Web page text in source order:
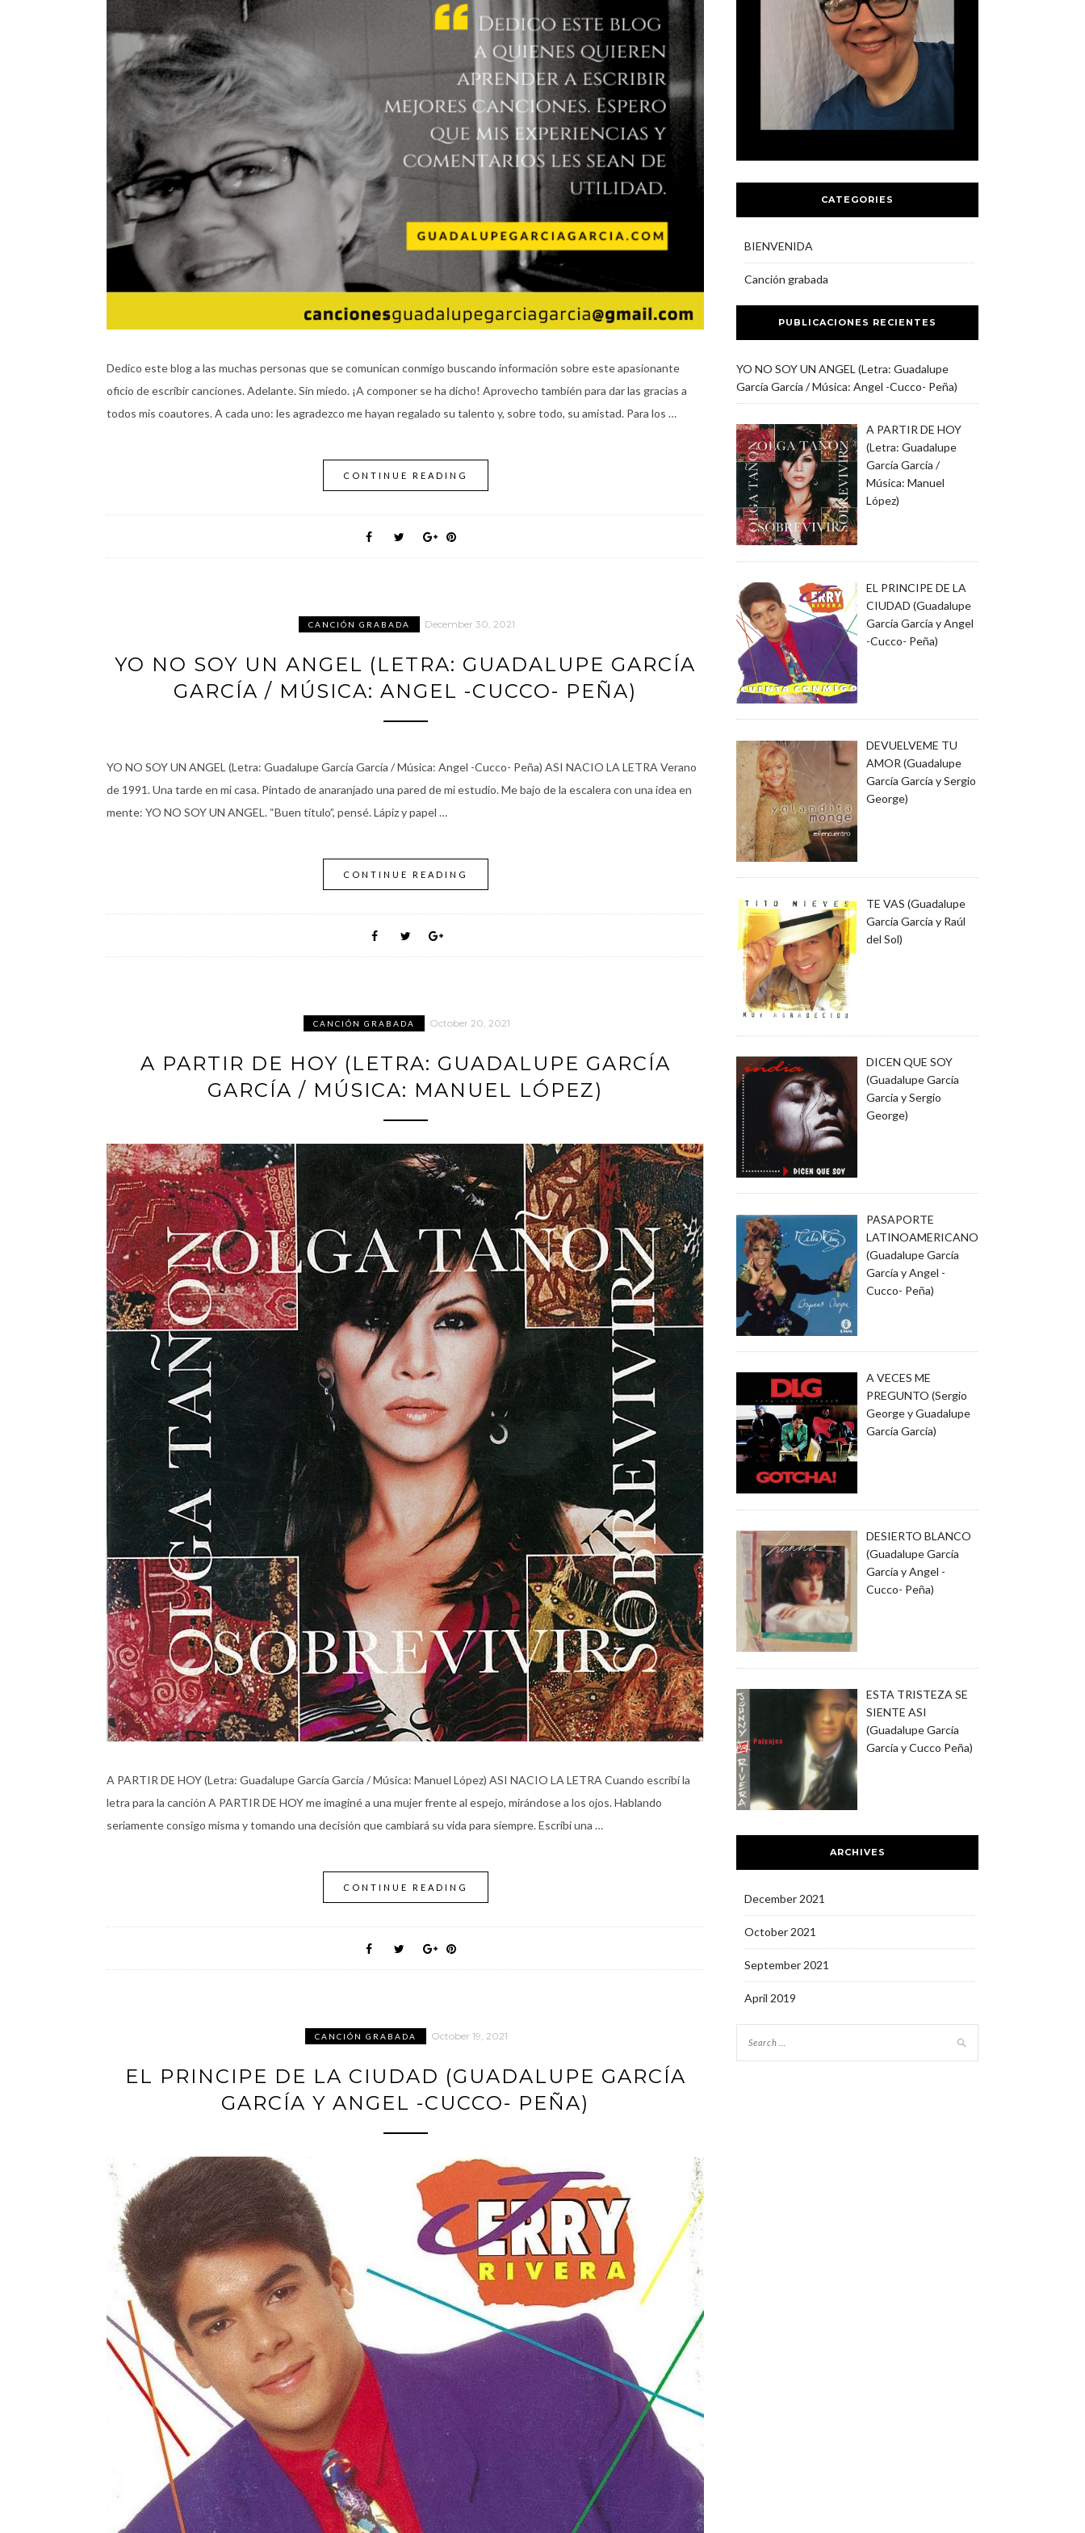
Dedico este blog a las muchas personas que se comunican conmigo buscando información sobre este apasionante
oficio de escribir canciones. Adelante. Sin miedo. ¡A componer se ha dicho! Aprovecho también para dar las gracias a
todos mis coautores. A cada uno: les agradezco me hayan regalado su talento y, sobre todo, su amistad. Para los …
CONTINUE READING
CANCIÓN GRABADA December 30, 2021
YO NO SOY UN ANGEL (LETRA: GUADALUPE GARCÍA
GARCÍA / MÚSICA: ANGEL -CUCCO- PEÑA)
YO NO SOY UN ANGEL (Letra: Guadalupe García García / Música: Angel -Cucco- Peña) ASI NACIO LA LETRA Verano
de 1991. Una tarde en mi casa. Pintado de anaranjado una pared de mi estudio. Me bajo de la escalera con una idea en
mente: YO NO SOY UN ANGEL. “Buen título”, pensé. Lápiz y papel …
CONTINUE READING
CANCIÓN GRABADA October 20, 2021
A PARTIR DE HOY (LETRA: GUADALUPE GARCÍA
GARCÍA / MÚSICA: MANUEL LÓPEZ)
A PARTIR DE HOY (Letra: Guadalupe García García / Música: Manuel López) ASI NACIO LA LETRA Cuando escribí la
letra para la canción A PARTIR DE HOY me imaginé a una mujer frente al espejo, mirándose a los ojos. Hablando
seriamente consigo misma y tomando una decisión que cambiará su vida para siempre. Escribí una …
CONTINUE READING
CANCIÓN GRABADA October 19, 2021
EL PRINCIPE DE LA CIUDAD (GUADALUPE GARCÍA
GARCÍA Y ANGEL -CUCCO- PEÑA)
CATEGORIES
BIENVENIDA
Canción grabada
PUBLICACIONES RECIENTES
YO NO SOY UN ANGEL (Letra: Guadalupe
García García / Música: Angel -Cucco- Peña)
A PARTIR DE HOY
(Letra: Guadalupe
García García /
Música: Manuel
López)
EL PRINCIPE DE LA
CIUDAD (Guadalupe
García García y Angel
-Cucco- Peña)
DEVUELVEME TU
AMOR (Guadalupe
García García y Sergio
George)
TE VAS (Guadalupe
García García y Raúl
del Sol)
DICEN QUE SOY
(Guadalupe García
García y Sergio
George)
PASAPORTE
LATINOAMERICANO
(Guadalupe García
García y Angel -
Cucco- Peña)
A VECES ME
PREGUNTO (Sergio
George y Guadalupe
García García)
DESIERTO BLANCO
(Guadalupe García
García y Angel -
Cucco- Peña)
ESTA TRISTEZA SE
SIENTE ASI
(Guadalupe García
García y Cucco Peña)
ARCHIVES
December 2021
October 2021
September 2021
April 2019